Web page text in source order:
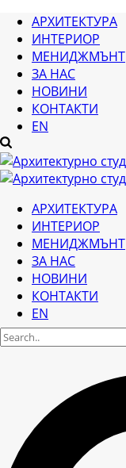
АРХИТЕКТУРА
ИНТЕРИОР
МЕНИДЖМЪНТ
ЗА НАС
НОВИНИ
КОНТАКТИ
EN
АРХИТЕКТУРА
ИНТЕРИОР
МЕНИДЖМЪНТ
ЗА НАС
НОВИНИ
КОНТАКТИ
EN